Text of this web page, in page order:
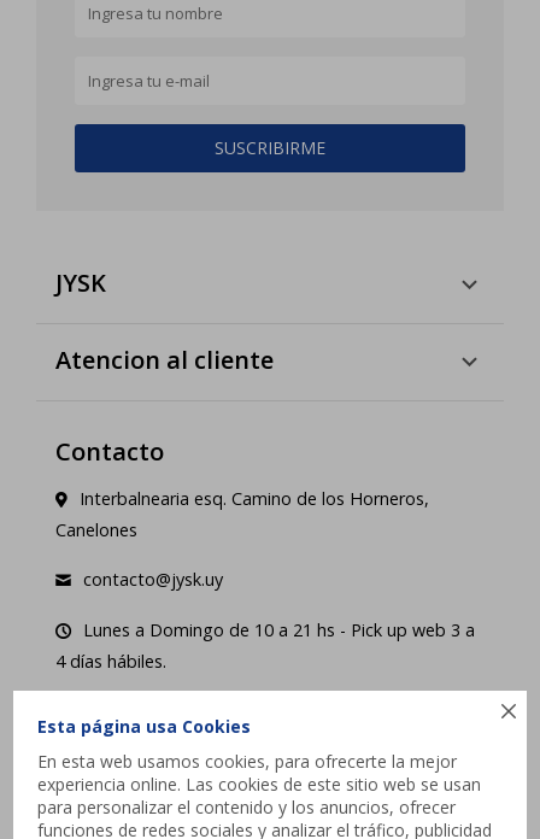

Esta página usa Cookies
En esta web usamos cookies, para ofrecerte la mejor
experiencia online. Las cookies de este sitio web se usan
para personalizar el contenido y los anuncios, ofrecer
funciones de redes sociales y analizar el tráfico, publicidad
SUSCRIBIRME
JYSK
Atencion al cliente
Contacto
Interbalnearia esq. Camino de los Horneros,
Canelones
contacto@jysk.uy
Lunes a Domingo de 10 a 21 hs - Pick up web 3 a
4 días hábiles.
